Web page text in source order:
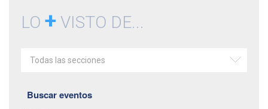
LO + VISTO DE...
Todas las secciones
Buscar eventos